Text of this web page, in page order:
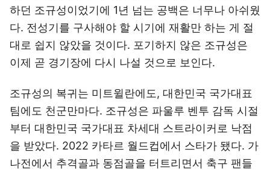
하던 조규성이었기에 1년 넘는 공백은 너무나 아쉬웠
다. 전성기를 구사해야 할 시기에 재활만 하는 게 절
대로 쉽지 않았을 것이다. 포기하지 않은 조규성은
이제 곧 경기장에 다시 나설 것으로 보인다.
조규성의 복귀는 미트윌란에도, 대한민국 국가대표
팀에도 천군만마다. 조규성은 파울루 벤투 감독 시절
부터 대한민국 국가대표 차세대 스트라이커로 낙점
을 받았다. 2022 카타르 월드컵에서 스타가 됐다. 가
나전에서 추격골과 동점골을 터트리면서 축구 팬들